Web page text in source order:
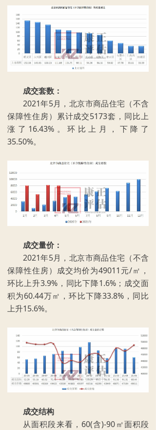
成交套数：
​2021年5月，北京市商品住宅（不含
保障性住房）累计成交5173套，同比上
涨了16.43%。环比上月，下降了
35.50%。
成交量价：
2021年5月，北京市商品住宅（不含
保障性住房）成交均价为49011元/㎡，
环比上升3.9%，同比下降1.6%；成交面
积为60.44万㎡，环比下降33.8%，同比
上升15.6%。
成交结构
从面积段来看，60(含)-90㎡面积段